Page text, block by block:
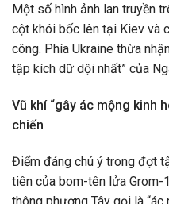
Một số hình ảnh lan truyền
cột khói bốc lên tại Kiev và
công. Phía Ukraine thừa
tập kích dữ dội nhất” của
Vũ khí “gây ác mộng kinh
chiến
Điểm đáng chú ý trong đợt
tiên của bom-tên lửa
thông phương Tây gọi là